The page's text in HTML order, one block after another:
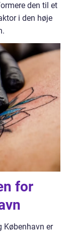
den til et
i den høje
for
København er